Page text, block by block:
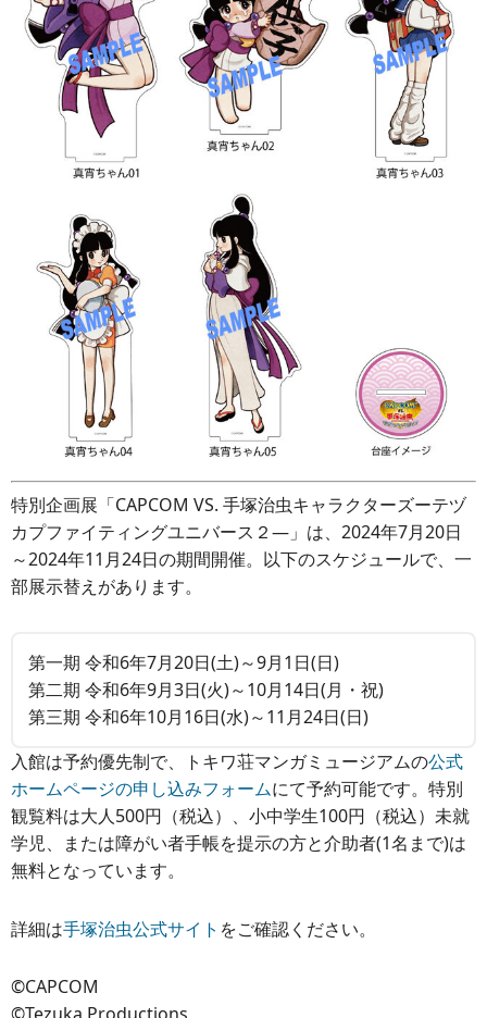
特別企画展「CAPCOM VS. 手塚治虫キャラクターズーテヅ
カプファイティングユニバース２―」は、2024年7月20日
～2024年11月24日の期間開催。以下のスケジュールで、一
部展示替えがあります。
第一期 令和6年7月20日(土)～9月1日(日)
第二期 令和6年9月3日(火)～10月14日(月・祝)
第三期 令和6年10月16日(水)～11月24日(日)
入館は予約優先制で、トキワ荘マンガミュージアムの公式
ホームページの申し込みフォームにて予約可能です。特別
観覧料は大人500円（税込）、小中学生100円（税込）未就
学児、または障がい者手帳を提示の方と介助者(1名まで)は
無料となっています。
詳細は手塚治虫公式サイト をご確認ください。
©CAPCOM